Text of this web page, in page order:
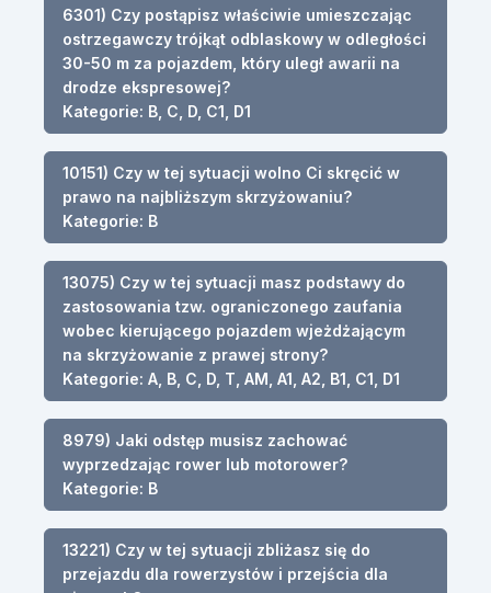
6301) Czy postąpisz właściwie umieszczając
ostrzegawczy trójkąt odblaskowy w odległości
30-50 m za pojazdem, który uległ awarii na
drodze ekspresowej?
Kategorie: B, C, D, C1, D1
10151) Czy w tej sytuacji wolno Ci skręcić w
prawo na najbliższym skrzyżowaniu?
Kategorie: B
13075) Czy w tej sytuacji masz podstawy do
zastosowania tzw. ograniczonego zaufania
wobec kierującego pojazdem wjeżdżającym
na skrzyżowanie z prawej strony?
Kategorie: A, B, C, D, T, AM, A1, A2, B1, C1, D1
8979) Jaki odstęp musisz zachować
wyprzedzając rower lub motorower?
Kategorie: B
13221) Czy w tej sytuacji zbliżasz się do
przejazdu dla rowerzystów i przejścia dla